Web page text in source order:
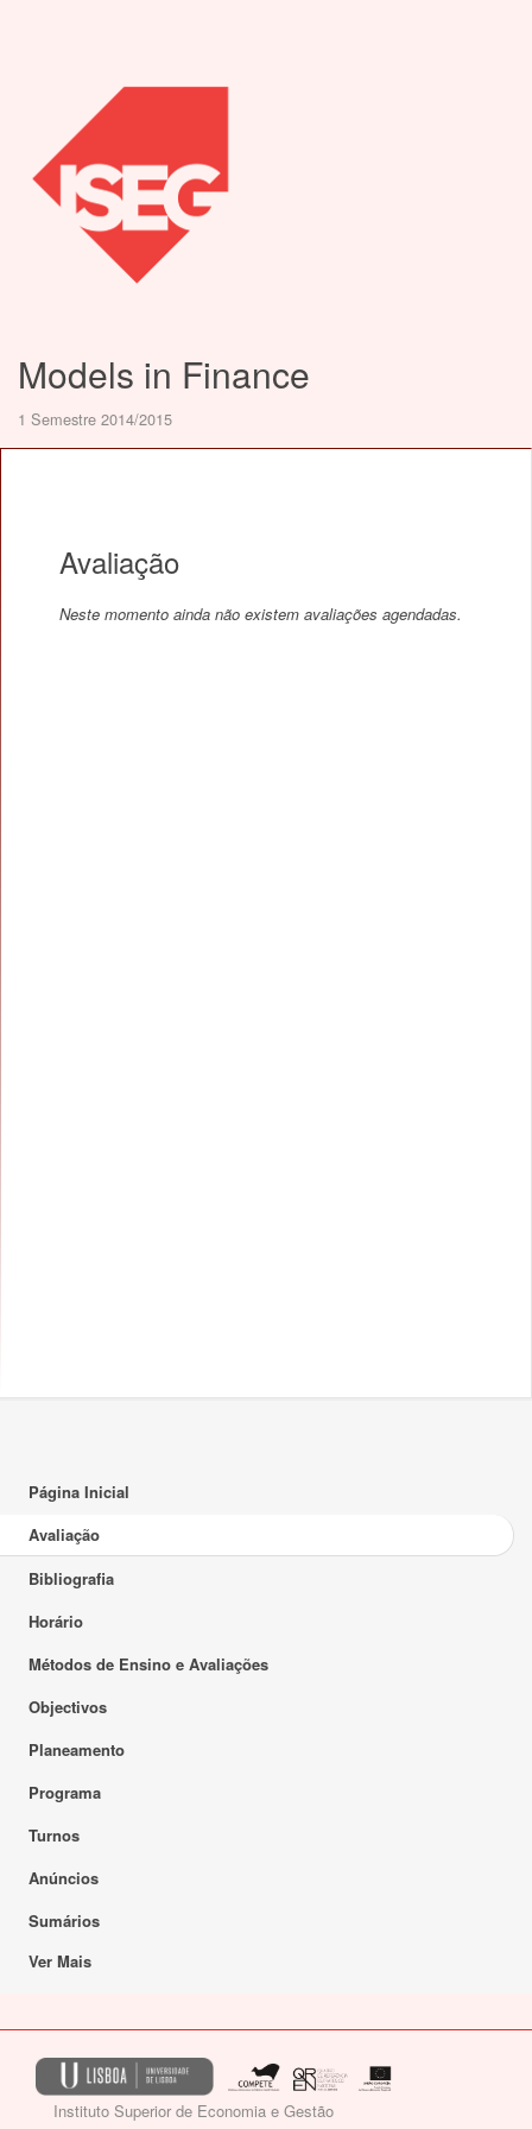
Models in Finance
1 Semestre 2014/2015
Avaliação
Neste momento ainda não existem avaliações agendadas.
Página Inicial
Avaliação
Bibliografia
Horário
Métodos de Ensino e Avaliações
Objectivos
Planeamento
Programa
Turnos
Anúncios
Sumários
Ver Mais
Instituto Superior de Economia e Gestão